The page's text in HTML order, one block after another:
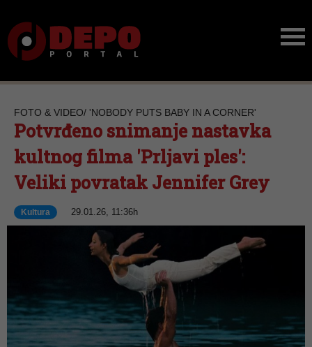
FOTO & VIDEO/ 'NOBODY PUTS BABY IN A CORNER'
Potvrđeno snimanje nastavka
kultnog filma 'Prljavi ples':
Veliki povratak Jennifer Grey
Kultura 29.01.26, 11:36h